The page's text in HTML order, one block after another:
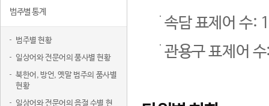
범주별 통계
범주별 현황
일상어와 전문어의 품사별 현황
북한어, 방언, 옛말 범주의 품사별
현황
일상어와 전문어의 음절 수별 현
속담 표제어 수:
관용구 표제어